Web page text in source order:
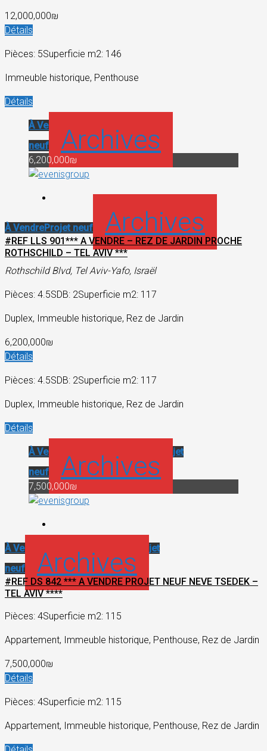
12,000,000₪
Détails
Pièces: 5Superficie m2: 146
Immeuble historique, Penthouse
Détails
À Vendre
neuf
Archives
6,200,000₪
À VendreProjet neuf Archives
#REF LLS 901*** A VENDRE – REZ DE JARDIN PROCHE
ROTHSCHILD – TEL AVIV ***
Rothschild Blvd, Tel Aviv-Yafo, Israël
Pièces: 4.5SDB: 2Superficie m2: 117
Duplex, Immeuble historique, Rez de Jardin
6,200,000₪
Détails
Pièces: 4.5SDB: 2Superficie m2: 117
Duplex, Immeuble historique, Rez de Jardin
Détails
À Vendre
Projet
neuf
Archives
7,500,000₪
À Vendre
Projet
neuf
Archives
#REF DS 842 *** A VENDRE PROJET NEUF NEVE TSEDEK –
TEL AVIV ****
Pièces: 4Superficie m2: 115
Appartement, Immeuble historique, Penthouse, Rez de Jardin
7,500,000₪
Détails
Pièces: 4Superficie m2: 115
Appartement, Immeuble historique, Penthouse, Rez de Jardin